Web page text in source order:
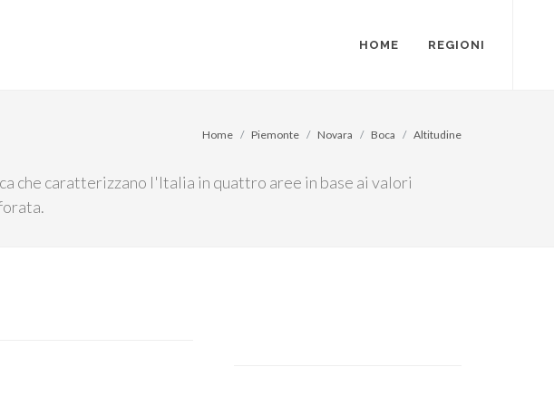
HOME REGIONI
che caratterizzano l'Italia in quattro aree in base ai valori
Home Piemonte Novara Boca Altitudine